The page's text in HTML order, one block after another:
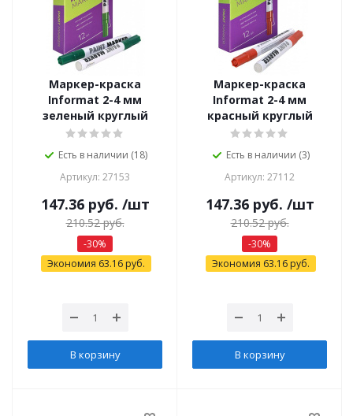
Маркер-краска
Informat 2-4 мм
зеленый круглый
Есть в наличии (18)
Артикул: 27153
147.36руб. /шт
210.52руб.
-30%
Экономия 63.16 руб.
В корзину
Маркер-краска
Informat 2-4 мм
красный круглый
Есть в наличии (3)
Артикул: 27112
147.36руб. /шт
210.52руб.
-30%
Экономия 63.16 руб.
В корзину